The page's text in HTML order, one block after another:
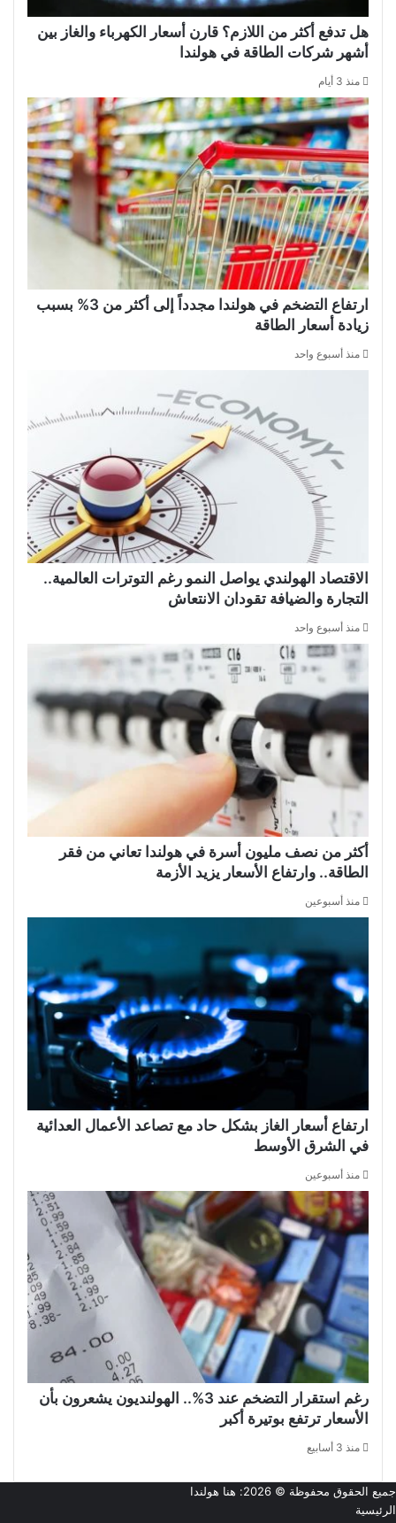
هل تدفع أكثر من اللازم؟ قارن أسعار الكهرباء والغاز بين
أشهر شركات الطاقة في هولندا
منذ 3 أيام
ارتفاع التضخم في هولندا مجدداً إلى أكثر من 3% بسبب
زيادة أسعار الطاقة
منذ أسبوع واحد
الاقتصاد الهولندي يواصل النمو رغم التوترات العالمية..
التجارة والضيافة تقودان الانتعاش
منذ أسبوع واحد
أكثر من نصف مليون أسرة في هولندا تعاني من فقر
الطاقة.. وارتفاع الأسعار يزيد الأزمة
منذ أسبوعين
ارتفاع أسعار الغاز بشكل حاد مع تصاعد الأعمال العدائية
في الشرق الأوسط
منذ أسبوعين
رغم استقرار التضخم عند 3%.. الهولنديون يشعرون بأن
الأسعار ترتفع بوتيرة أكبر
منذ 3 أسابيع
جميع الحقوق محفوظة © 2026:
هنا هولندا
الرئيسية